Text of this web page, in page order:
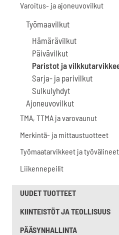
Varoitus- ja ajoneuvovilkut
Työmaavilkut
Hämärävilkut
Päivävilkut
Paristot ja
Sarja- ja parivilkut
Sulkulyhdyt
Ajoneuvovilkut
TMA, TTMA ja varovaunut
Merkintä- ja mittaustuotteet
Työmaatarvikkeet ja työvälineet
Liikennepeilit
UUDET TUOTTEET
KIINTEISTÖT JA TEOLLISUUS
PÄÄSYNHALLINTA